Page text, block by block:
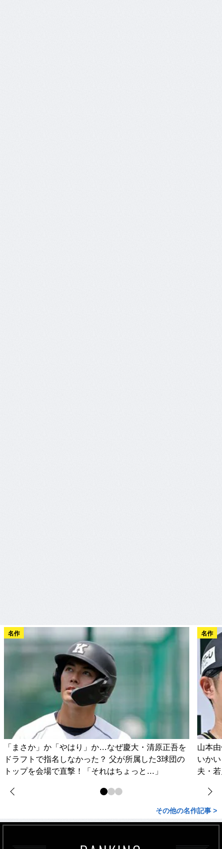
名作
「まさか」か「やはり」か…なぜ慶大・清原正吾を
ドラフトで指名しなかった？ 父が所属した3球団の
トップを会場で直撃！「それはちょっと…」
名作
山本
いか
夫・
その他の名作記事 >